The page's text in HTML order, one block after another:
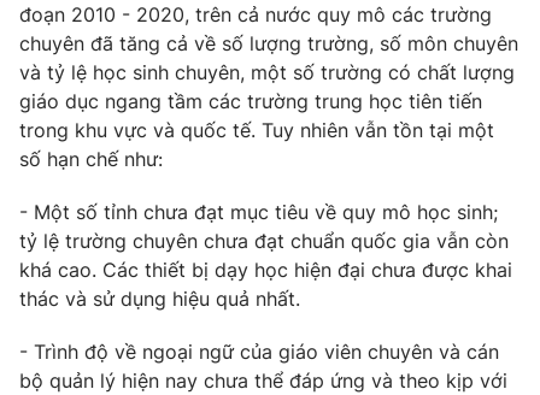
đoạn 2010 - 2020, trên cả nước quy mô các trường
chuyên đã tăng cả về số lượng trường, số môn chuyên
và tỷ lệ học sinh chuyên, một số trường có chất lượng
giáo dục ngang tầm các trường trung học tiên tiến
trong khu vực và quốc tế. Tuy nhiên vẫn tồn tại một
số hạn chế như:
- Một số tỉnh chưa đạt mục tiêu về quy mô học sinh;
tỷ lệ trường chuyên chưa đạt chuẩn quốc gia vẫn còn
khá cao. Các thiết bị dạy học hiện đại chưa được khai
thác và sử dụng hiệu quả nhất.
- Trình độ về ngoại ngữ của giáo viên chuyên và cán
bộ quản lý hiện nay chưa thể đáp ứng và theo kịp với